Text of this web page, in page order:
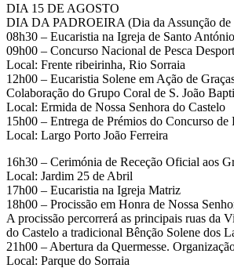
DIA 15 DE AGOSTO
DIA DA PADROEIRA (Dia da Assunção de
08h30 – Eucaristia na Igreja de Santo António
09h00 – Concurso Nacional de Pesca
Local: Frente ribeirinha, Rio Sorraia
12h00 – Eucaristia Solene em Ação de
Colaboração do Grupo Coral de S. João
Local: Ermida de Nossa Senhora do Castelo
15h00 – Entrega de Prémios do Concurso de
Local: Largo Porto João Ferreira
16h30 – Cerimónia de Receção Oficial aos
Local: Jardim 25 de Abril
17h00 – Eucaristia na Igreja Matriz
18h00 – Procissão em Honra de Nossa
A procissão percorrerá as principais ruas da
do Castelo a tradicional Bênção Solene dos
21h00 – Abertura da Quermesse.
Local: Parque do Sorraia